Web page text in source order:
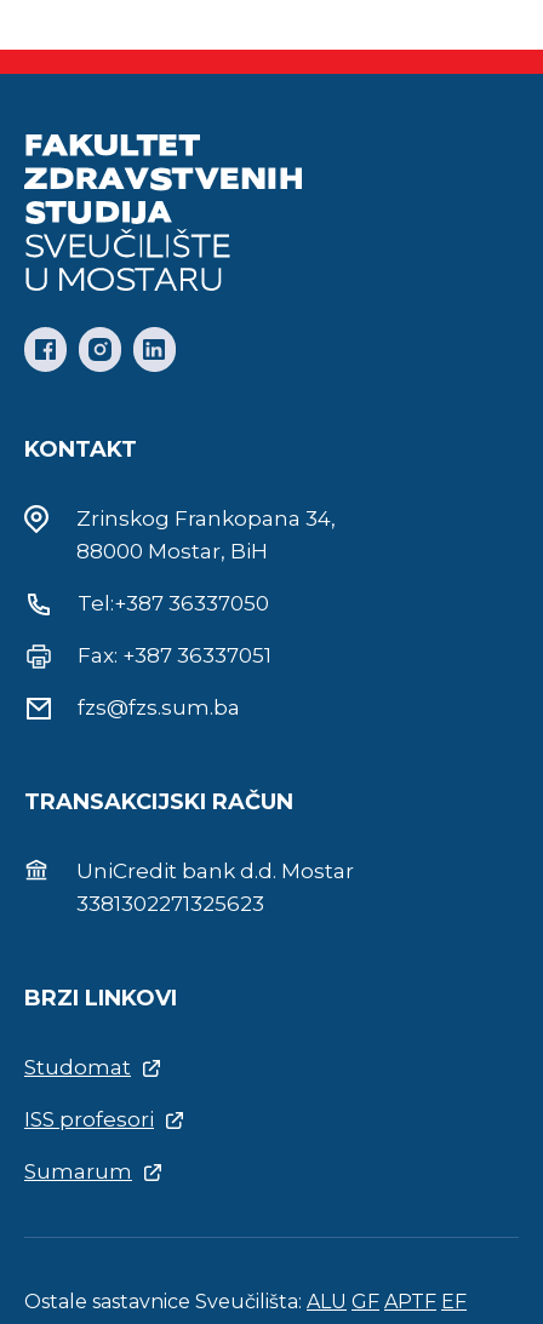
KONTAKT
Zrinskog Frankopana 34,
88000 Mostar, BiH
Tel:+387 36337050
Fax: +387 36337051
fzs@fzs.sum.ba
TRANSAKCIJSKI RAČUN
UniCredit bank d.d. Mostar
3381302271325623
BRZI LINKOVI
Studomat
ISS profesori
Sumarum
Ostale sastavnice Sveučilišta: ALU GF APTF EF